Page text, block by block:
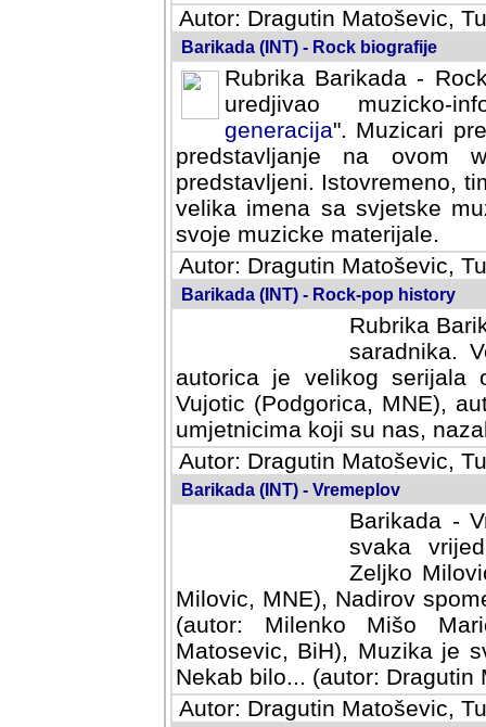
Autor: Dragutin Matoševic,
Barikada (INT) - Rock biografije
Rubrika Barikada -
uredjivao muzicko-
Muzicari predstavljeni u
na ovom web portalu
Istovremeno, tim nacinom
sa svjetske muzicke scene
materijale.
Autor: Dragutin Matoševic,
Barikada (INT) - Rock-pop history
Rubrika
saradnika.
autorica je velikog serijala
Vujotic (Podgorica, MNE),
umjetnicima koji su nas,
Autor: Dragutin Matoševic,
Barikada (INT) - Vremeplov
Barikada -
svaka
Milovic,
MNE), Nadirov spomenar
Milenko Mišo Maric, UK),
Muzika je svirala (autor:
(autor: Dragutin Matosevic,
Autor: Dragutin Matoševic,